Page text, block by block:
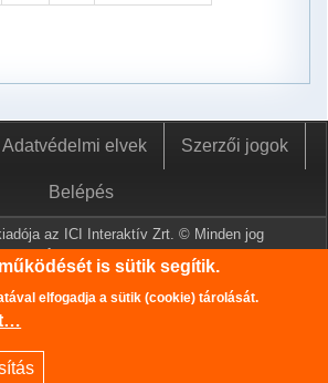
Adatvédelmi elvek Szerzői jogok
Belépés
az ICI Interaktív Zrt. © Minden jog
fenntartva.
megjelenő tartalmakat a szerzői jogról
törvény értelmében az ICI Interaktív Zrt
nélkül tilos lemásolni és közzétenni.
információk szerkesztéséhez az Országos
adatbázisa is felhasználásra került.
is sütik segítik.
elfogadja a sütik (cookie) tárolását.